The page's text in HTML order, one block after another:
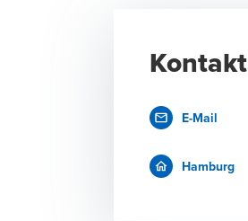
Kontakt
E-Mail
Hamburg